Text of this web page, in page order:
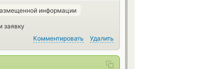
информации
заявку
Комментировать Удалить